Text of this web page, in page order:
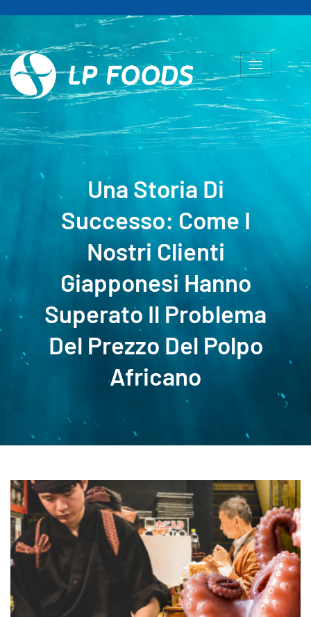
Una Storia Di
Successo: Come I
Nostri Clienti
Giapponesi Hanno
Superato Il Problema
Del Prezzo Del Polpo
Africano